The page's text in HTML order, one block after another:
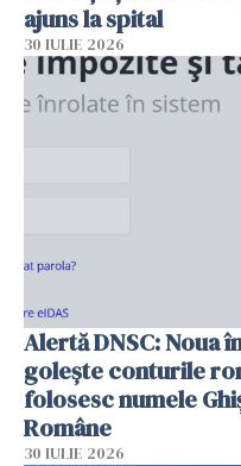
ajuns la spital
30 IULIE 2026
Alertă DNSC: Noua
golește conturile
folosesc numele
Române
30 IULIE 2026